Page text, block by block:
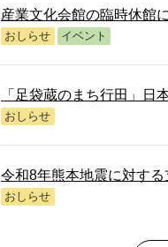
産業文化会館の臨時休館
おしらせ イベント
「足袋蔵のまち行田」日
おしらせ
令和8年熊本地震に対する
おしらせ